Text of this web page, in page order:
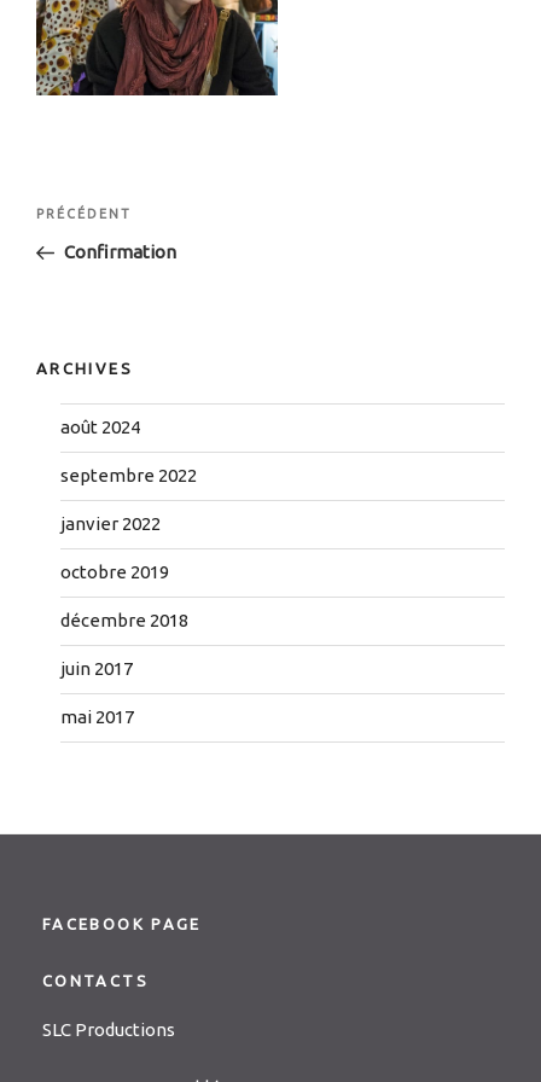
Navigation
l’article
Article
précédent
PRÉCÉDENT
Confirmation
ARCHIVES
août 2024
septembre 2022
janvier 2022
octobre 2019
décembre 2018
juin 2017
mai 2017
FACEBOOK PAGE
CONTACTS
SLC Productions